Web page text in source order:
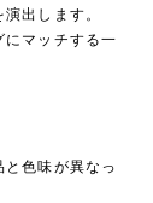
出します。
マッチする一
色味が異なっ